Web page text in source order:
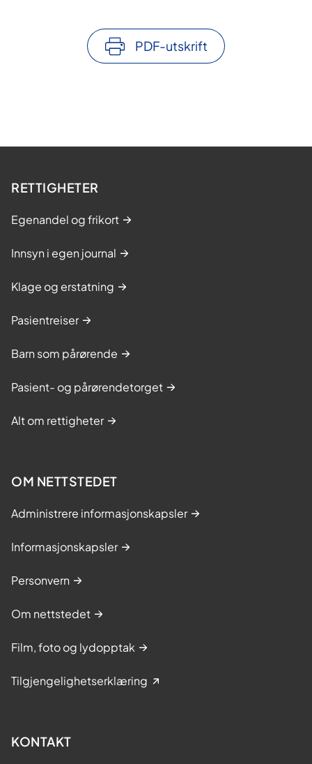
PDF-utskrift
RETTIGHETER
Egenandel og frikort
Innsyn i egen journal
Klage og erstatning
Pasientreiser
Barn som pårørende
Pasient- og pårørendetorget
Alt om rettigheter
OM NETTSTEDET
Administrere informasjonskapsler
Informasjonskapsler
Personvern
Om nettstedet
Film, foto og lydopptak
Tilgjengelighetserklæring
KONTAKT